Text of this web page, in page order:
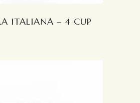
ITALIANA – 4 CUP